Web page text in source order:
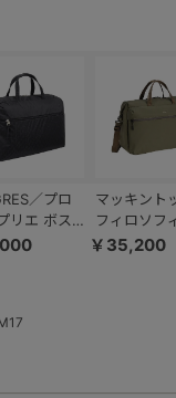
／プロ
リエ ボス
グ 68168
マッキント
フィロソフ
ービストン
￥35,200